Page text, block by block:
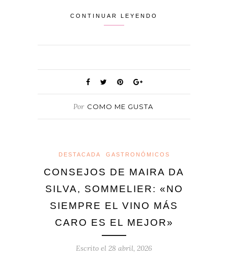
CONTINUAR LEYENDO
Por COMO ME GUSTA
DESTACADA GASTRONÓMICOS
CONSEJOS DE MAIRA DA
SILVA, SOMMELIER: «NO
SIEMPRE EL VINO MÁS
CARO ES EL MEJOR»
Escrito el 28 abril, 2026